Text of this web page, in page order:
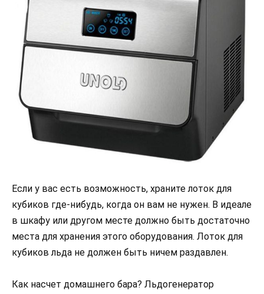
Если у вас есть возможность, храните лоток для
кубиков где-нибудь, когда он вам не нужен. В идеале
в шкафу или другом месте должно быть достаточно
места для хранения этого оборудования. Лоток для
кубиков льда не должен быть ничем раздавлен.
Как насчет домашнего бара? Льдогенератор